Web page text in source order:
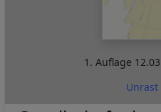
1. Auflage
Unrast